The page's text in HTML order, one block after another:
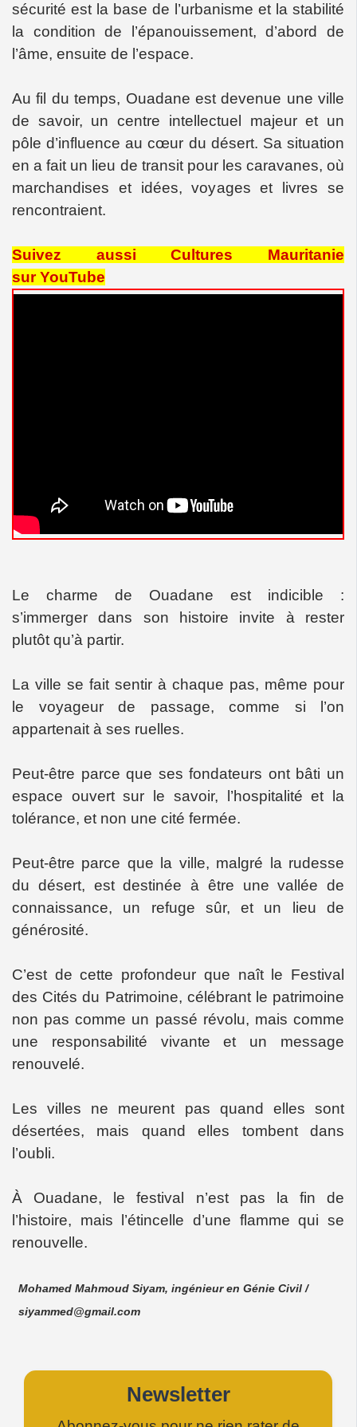
sécurité est la base de l’urbanisme et la stabilité
la condition de l’épanouissement, d’abord de
l’âme, ensuite de l’espace.
Au fil du temps, Ouadane est devenue une ville
de savoir, un centre intellectuel majeur et un
pôle d’influence au cœur du désert. Sa situation
en a fait un lieu de transit pour les caravanes, où
marchandises et idées, voyages et livres se
rencontraient.
Suivez aussi Cultures Mauritanie
sur YouTube
Le charme de Ouadane est indicible :
s’immerger dans son histoire invite à rester
plutôt qu’à partir.
La ville se fait sentir à chaque pas, même pour
le voyageur de passage, comme si l’on
appartenait à ses ruelles.
Peut-être parce que ses fondateurs ont bâti un
espace ouvert sur le savoir, l’hospitalité et la
tolérance, et non une cité fermée.
Peut-être parce que la ville, malgré la rudesse
du désert, est destinée à être une vallée de
connaissance, un refuge sûr, et un lieu de
générosité.
C’est de cette profondeur que naît le Festival
des Cités du Patrimoine, célébrant le patrimoine
non pas comme un passé révolu, mais comme
une responsabilité vivante et un message
renouvelé.
Les villes ne meurent pas quand elles sont
désertées, mais quand elles tombent dans
l’oubli.
À Ouadane, le festival n’est pas la fin de
l’histoire, mais l’étincelle d’une flamme qui se
renouvelle.
Mohamed Mahmoud Siyam, ingénieur en Génie Civil /
siyammed@gmail.com
Newsletter